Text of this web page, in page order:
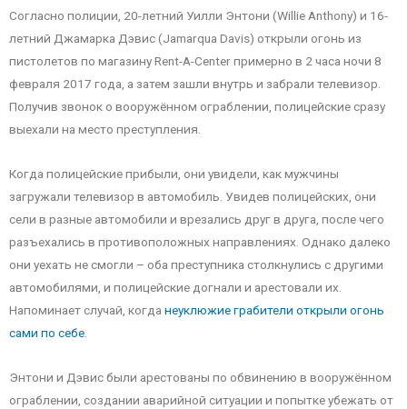
Согласно полиции, 20-летний Уилли Энтони (Willie Anthony) и 16-
летний Джамарка Дэвис (Jamarqua Davis) открыли огонь из
пистолетов по магазину Rent-A-Center примерно в 2 часа ночи 8
февраля 2017 года, а затем зашли внутрь и забрали телевизор.
Получив звонок о вооружённом ограблении, полицейские сразу
выехали на место преступления.
Когда полицейские прибыли, они увидели, как мужчины
загружали телевизор в автомобиль. Увидев полицейских, они
сели в разные автомобили и врезались друг в друга, после чего
разъехались в противоположных направлениях. Однако далеко
они уехать не смогли – оба преступника столкнулись с другими
автомобилями, и полицейские догнали и арестовали их.
Напоминает случай, когда неуклюжие грабители открыли огонь
сами по себе
Энтони и Дэвис были арестованы по обвинению в вооружённом
ограблении, создании аварийной ситуации и попытке убежать от